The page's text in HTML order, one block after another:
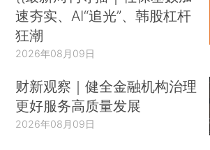
速夯实、AI“追光”、韩股杠杆
狂潮
2026年08月09日
财新观察｜健全金融机构治理
更好服务高质量发展
2026年08月09日